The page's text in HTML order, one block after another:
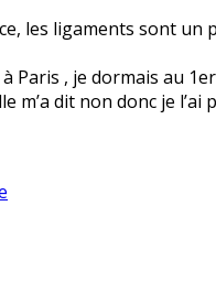
les ligaments sont
Paris , je dormais au
m’a dit non donc je l’ai